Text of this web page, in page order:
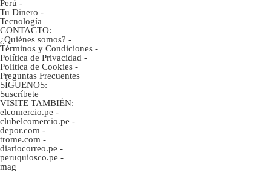
Perú -
Tu Dinero -
Tecnología
CONTACTO:
¿Quiénes somos? -
Términos y Condiciones -
Política de Privacidad -
Politica de Cookies -
Preguntas Frecuentes
SÍGUENOS:
Suscríbete
VISITE TAMBIÉN:
elcomercio.pe -
clubelcomercio.pe -
depor.com -
trome.com -
diariocorreo.pe -
peruquiosco.pe -
mag